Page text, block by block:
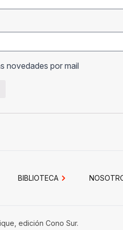
novedades por mail
BIBLIOTECA
edición Cono Sur.